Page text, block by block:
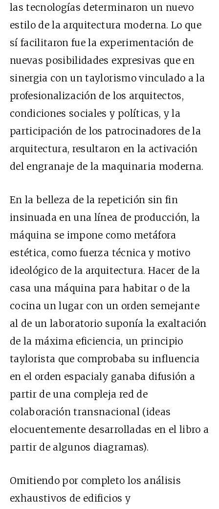
las tecnologías determinaron un nuevo
estilo de la arquitectura moderna. Lo que
sí facilitaron fue la experimentación de
nuevas posibilidades expresivas que en
sinergia con un taylorismo vinculado a la
profesionalización de los arquitectos,
condiciones sociales y políticas, y la
participación de los patrocinadores de la
arquitectura, resultaron en la activación
del engranaje de la maquinaria moderna.
En la belleza de la repetición sin fin
insinuada en una línea de producción, la
máquina se impone como metáfora
estética, como fuerza técnica y motivo
ideológico de la arquitectura. Hacer de la
casa una máquina para habitar o de la
cocina un lugar con un orden semejante
al de un laboratorio suponía la exaltación
de la máxima eficiencia, un principio
taylorista que comprobaba su influencia
en el orden espacialy ganaba difusión a
partir de una compleja red de
colaboración transnacional (ideas
elocuentemente desarrolladas en el libro a
partir de algunos diagramas).
Omitiendo por completo los análisis
exhaustivos de edificios y